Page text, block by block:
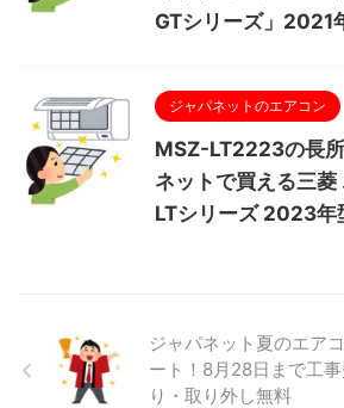
GTシリーズ」2021
ジャパネットのエアコン
MSZ-LT2223の長
ネットで買える三菱
LTシリーズ 2023年
ジャパネット夏のエア
ート！8月28日まで工
り・取り外し無料